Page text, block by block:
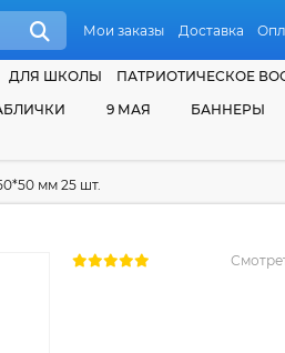
Мои заказы Доставка
ДЛЯ ШКОЛЫ ПАТРИОТИЧЕСКОЕ
9 МАЯ БАННЕРЫ
мм 25 шт.